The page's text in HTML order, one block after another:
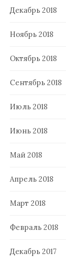
Декабрь 2018
Ноябрь 2018
Октябрь 2018
Сентябрь 2018
Июль 2018
Июнь 2018
Май 2018
Апрель 2018
Март 2018
Февраль 2018
Декабрь 2017